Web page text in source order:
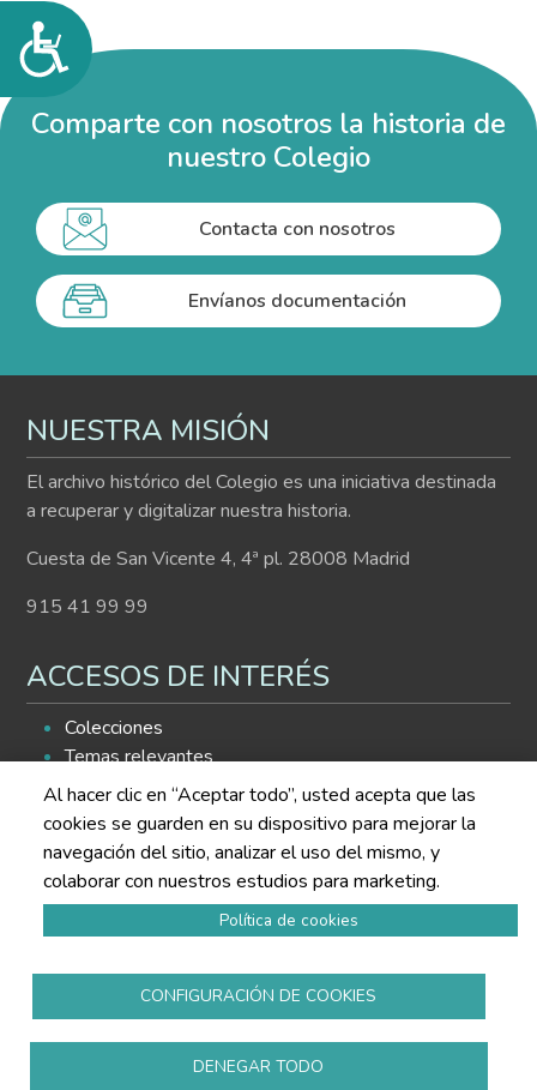
Accesibilidad
Comparte con nosotros la historia de
nuestro Colegio
Contacta con nosotros
Envíanos documentación
NUESTRA MISIÓN
El archivo histórico del Colegio es una iniciativa destinada
a recuperar y digitalizar nuestra historia.
Cuesta de San Vicente 4, 4ª pl. 28008 Madrid
915 41 99 99
ACCESOS DE INTERÉS
Colecciones
Temas relevantes
Histograma
Buscador de contenidos
SÍGUENOS EN LAS REDES
Política de privacidad
Aviso legal
Al hacer clic en “Aceptar todo”, usted acepta que las
cookies se guarden en su dispositivo para mejorar la
navegación del sitio, analizar el uso del mismo, y
colaborar con nuestros estudios para marketing.
Política de cookies
CONFIGURACIÓN DE COOKIES
DENEGAR TODO